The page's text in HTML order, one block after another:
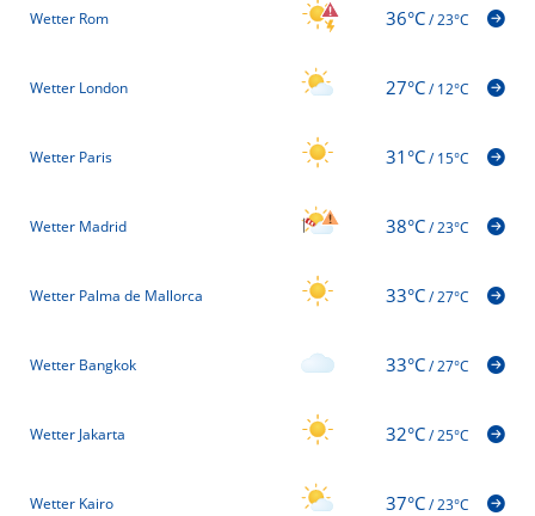
Wetter Rom 36°C/23°C
Wetter London 27°C/12°C
Wetter Paris 31°C/15°C
Wetter Madrid 38°C/23°C
Wetter Palma de Mallorca 33°C/27°C
Wetter Bangkok 33°C/27°C
Wetter Jakarta 32°C/25°C
Wetter Kairo 37°C/23°C